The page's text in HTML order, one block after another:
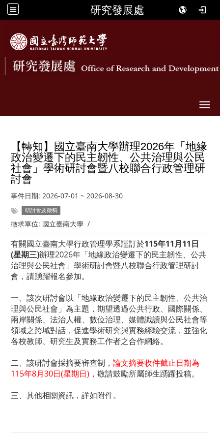
研究發展處
【轉知】國立臺南大學辦理2026年「地緣
政治變遷下的民主韌性、公共治理與公民
社會」學術研討會暨八校聯合行政管理研
討會
事件日期: 2026-07-01 ~ 2026-08-30
研討會及徵稿
徵求單位: 國立臺南大學 /
有關國立臺南大學行政管理學系謹訂於115年11月11日
(星期三)辦理2026年「地緣政治變遷下的民主韌性、公共
治理與公民社會」學術研討會暨八校聯合行政管理研討
會，請踴躍報名參加。
一、該次研討會以「地緣政治變遷下的民主韌性、公共治
理與公民社會」為主題，期望透過公共行政、國際關係、
兩岸關係、法治人權、數位治理、媒體識讀與公民社會等
領域之跨域對話，促進學術研究與實務經驗交流，並強化
各校教師、研究生及實務工作者之合作網絡。
二、該研討會採摘要審查制， 論文摘要收件截止日期為
115年8月30日(星期日) ，敬請鼓勵所屬師生踴躍投稿。
三、其他相關資訊，詳如附件。